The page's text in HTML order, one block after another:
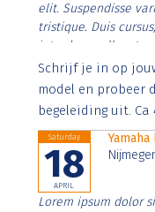
elit. Suspendisse
tristique. Duis
interdum nulla, ut
Aenean faucibus
imperdiet. Nunc ut
Schrijf je in op
model en probeer
begeleiding uit.
Saturday
18
APRIL
Lorem ipsum dolor